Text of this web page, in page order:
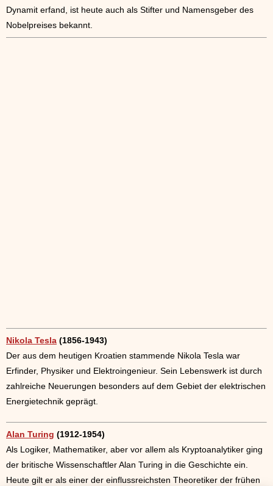
Dynamit erfand, ist heute auch als Stifter und Namensgeber des
Nobelpreises bekannt.
Nikola Tesla (1856-1943)
Der aus dem heutigen Kroatien stammende Nikola Tesla war
Erfinder, Physiker und Elektroingenieur. Sein Lebenswerk ist durch
zahlreiche Neuerungen besonders auf dem Gebiet der elektrischen
Energietechnik geprägt.
Alan Turing (1912-1954)
Als Logiker, Mathematiker, aber vor allem als Kryptoanalytiker ging
der britische Wissenschaftler Alan Turing in die Geschichte ein.
Heute gilt er als einer der einflussreichsten Theoretiker der frühen